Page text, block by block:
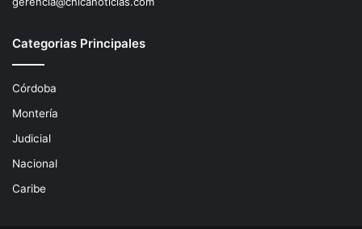
Categorias Principales
Córdoba
Montería
Judicial
Nacional
Caribe